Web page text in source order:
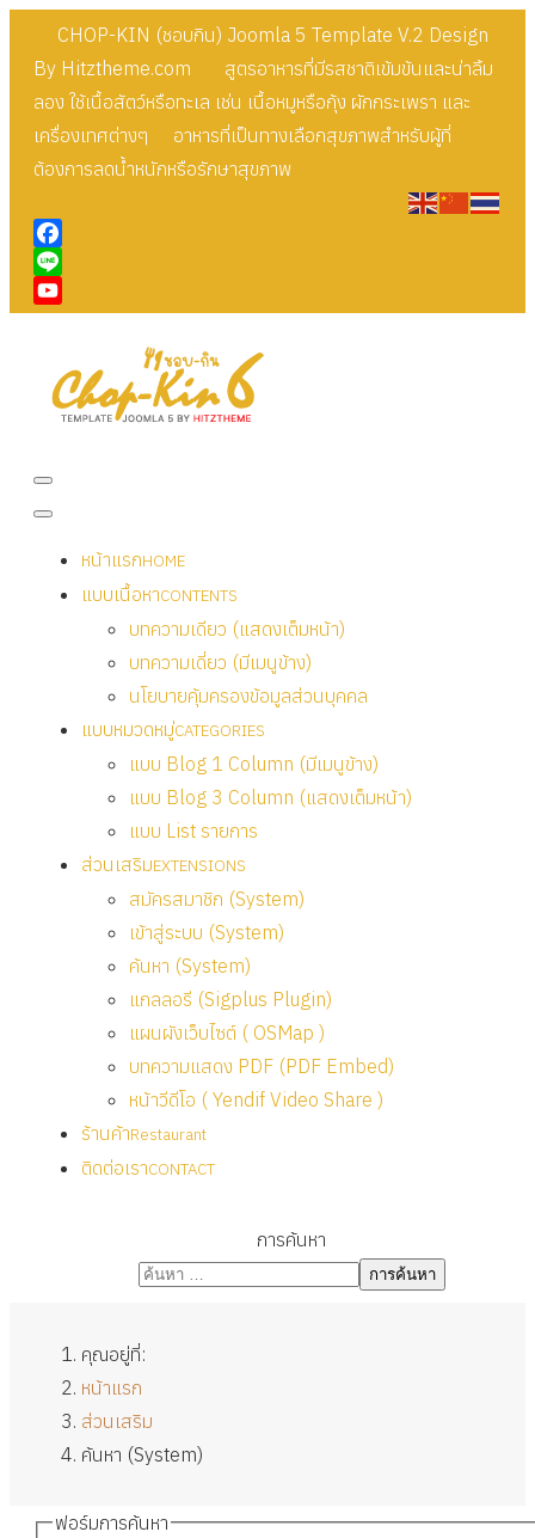
CHOP-KIN (ชอบกิน) Joomla 5 Template V.2 Design
By Hitztheme.com สูตรอาหารที่มีรสชาติเข้มข้นและน่าลิ้ม
ลอง ใช้เนื้อสัตว์หรือทะเล เช่น เนื้อหมูหรือกุ้ง ผักกระเพรา และ
เครื่องเทศต่างๆ อาหารที่เป็นทางเลือกสุขภาพสำหรับผู้ที่
ต้องการลดน้ำหนักหรือรักษาสุขภาพ
YouTube
หน้าแรกHOME
แบบเนื้อหาCONTENTS
บทความเดียว (แสดงเต็มหน้า)
บทความเดี่ยว (มีเมนูข้าง)
นโยบายคุ้มครองข้อมูลส่วนบุคคล
แบบหมวดหมู่CATEGORIES
แบบ Blog 1 Column (มีเมนูข้าง)
แบบ Blog 3 Column (แสดงเต็มหน้า)
แบบ List รายการ
ส่วนเสริมEXTENSIONS
สมัครสมาชิก (System)
เข้าสู่ระบบ (System)
ค้นหา (System)
แกลลอรี (Sigplus Plugin)
แผนผังเว็บไซต์ ( OSMap )
บทความแสดง PDF (PDF Embed)
หน้าวีดีโอ ( Yendif Video Share )
ร้านค้าRestaurant
ติดต่อเราCONTACT
การค้นหา
การค้นหา
คุณอยู่ที่:
หน้าแรก
ส่วนเสริม
ค้นหา (System)
ฟอร์มการค้นหา